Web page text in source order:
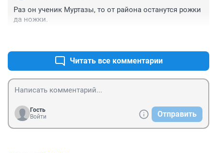
Раз он ученик Муртазы, то от района останутся рожки
да ножки.
Читать все комментарии
Гость
Войти
Отправить